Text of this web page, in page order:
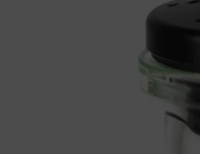
Entrega en 24h a 48h